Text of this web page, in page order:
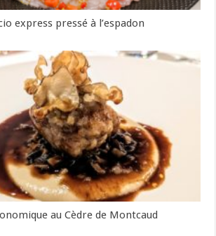
express pressé à l’espadon
au Cèdre de Montcaud